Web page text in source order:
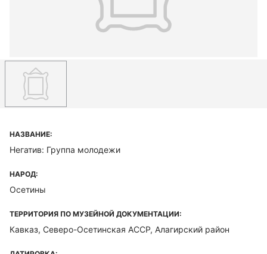
НАЗВАНИЕ:
Негатив: Группа молодежи
НАРОД:
Осетины
ТЕРРИТОРИЯ ПО МУЗЕЙНОЙ ДОКУМЕНТАЦИИ:
Кавказ, Северо-Осетинская ACCP, Алагирский район